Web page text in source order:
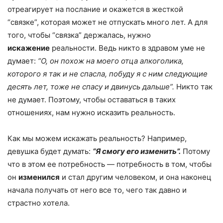
отреагирует на послание и окажется в жесткой
“связке”, которая может не отпускать много лет. А для
того, чтобы “связка” держалась, нужно
искажение реальности. Ведь никто в здравом уме не
думает: “О, он похож на моего отца алкоголика,
которого я так и не спасла, побуду я с ним следующие
десять лет, тоже не спасу и двинусь дальше”. Никто так
не думает. Поэтому, чтобы оставаться в таких
отношениях, нам нужно исказить реальность.
Как мы можем искажать реальность? Например,
девушка будет думать: “Я смогу его изменить”. Потому
что в этом ее потребность — потребность в том, чтобы
он изменился и стал другим человеком, и она наконец
начала получать от него все то, чего так давно и
страстно хотела.